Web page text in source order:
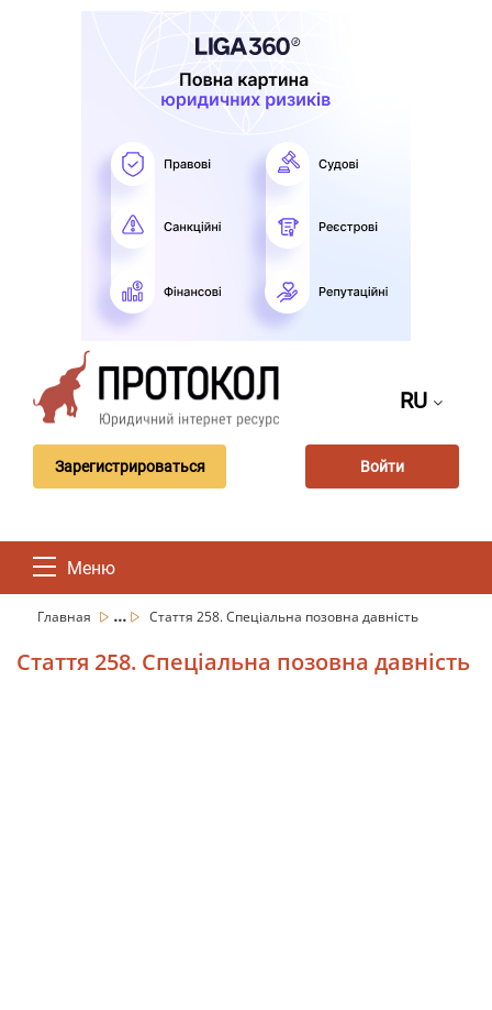
RU
Зарегистрироваться Войти
Меню
Главная ... Стаття 258. Спеціальна позовна давність
Стаття 258. Спеціальна позовна давність